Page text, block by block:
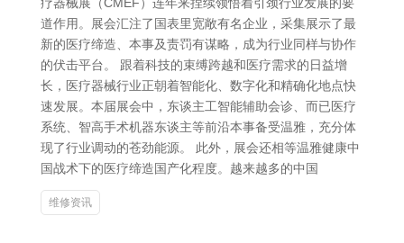
道作用。展会汇注了国表里宽敞有名企业，采集展示了最
新的医疗缔造、本事及责罚有谋略，成为行业同样与协作
的伏击平台。 跟着科技的束缚跨越和医疗需求的日益增
长，医疗器械行业正朝着智能化、数字化和精确化地点快
速发展。本届展会中，东谈主工智能辅助会诊、而已医疗
系统、智高手术机器东谈主等前沿本事备受温雅，充分体
现了行业调动的苍劲能源。 此外，展会还相等温雅健康中
国战术下的医疗缔造国产化程度。越来越多的中国
维修资讯